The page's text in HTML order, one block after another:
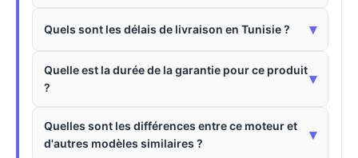
Quels sont les délais de livraison en Tunisie ? ▾
Quelle est la durée de la garantie pour ce produit
?
▾
Quelles sont les différences entre ce moteur et
d'autres modèles similaires ?
▾